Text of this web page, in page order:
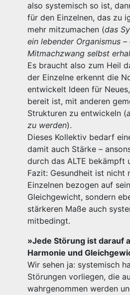
also systemisch so ist,
für den Einzelnen, das zu
mehr mitzumachen (das
ein lebender Organismus
Mitmachzwang selbst
Es braucht also zum Heil
der Einzelne erkennt die
entwickelt Ideen für
bereit ist, mit anderen
Strukturen zu entwickeln (
zu werden).
Dieses Kollektiv bedarf
damit auch Stärke –
durch das ALTE bekämpft
Fazit: Gesundheit ist nicht
Einzelnen bezogen auf
Gleichgewicht, sondern
stärkeren Maße auch
mitbedingt.
»Jede Störung ist darauf
Harmonie und
Wir sehen ja: systemisch
Störungen vorliegen, die
wahrgenommen werden